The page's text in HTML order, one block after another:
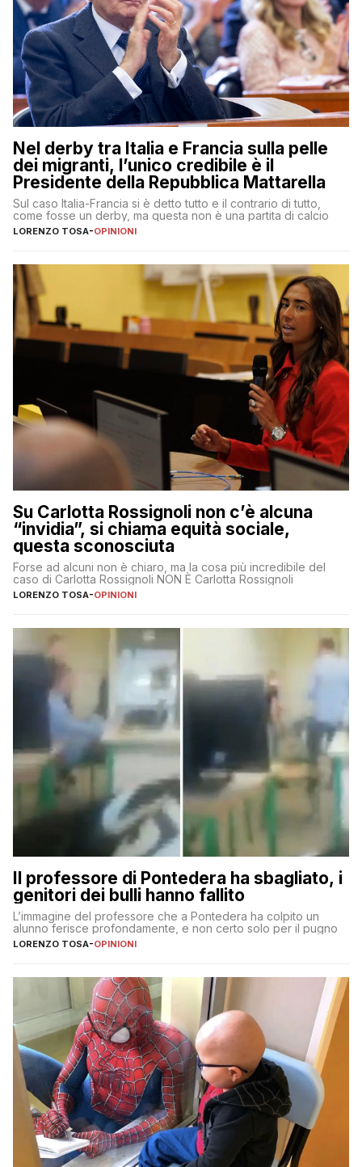
Nel derby tra Italia e Francia sulla pelle
dei migranti, l’unico credibile è il
Presidente della Repubblica Mattarella
Sul caso Italia-Francia si è detto tutto e il contrario di tutto,
come fosse un derby, ma questa non è una partita di calcio
LORENZO TOSA-OPINIONI
Su Carlotta Rossignoli non c’è alcuna
“invidia”, si chiama equità sociale,
questa sconosciuta
Forse ad alcuni non è chiaro, ma la cosa più incredibile del
caso di Carlotta Rossignoli NON È Carlotta Rossignoli
LORENZO TOSA-OPINIONI
Il professore di Pontedera ha sbagliato, i
genitori dei bulli hanno fallito
L’immagine del professore che a Pontedera ha colpito un
alunno ferisce profondamente, e non certo solo per il pugno
LORENZO TOSA-OPINIONI